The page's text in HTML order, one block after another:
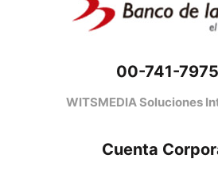
00-741-
WITSMEDIA Soluciones
Cuenta